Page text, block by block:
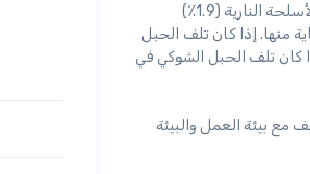
المنشورة في عام 2000 ، حوادث المرور (48.8٪) ، السقوط (36.5٪) ، إصابات أداة القطع (3.3٪) ، إصابات الأسلحة النارية (1.9٪)
الوقاية منها. إذا كان تلف الحبل
كان تلف الحبل الشوكي في
بيئة العمل والبيئة